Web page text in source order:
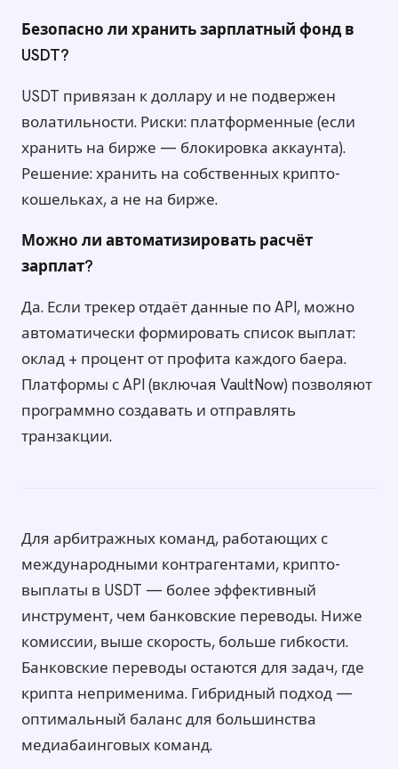
Безопасно ли хранить зарплатный фонд в
USDT?
USDT привязан к доллару и не подвержен
волатильности. Риски: платформенные (если
хранить на бирже — блокировка аккаунта).
Решение: хранить на собственных крипто-
кошельках, а не на бирже.
Можно ли автоматизировать расчёт
зарплат?
Да. Если трекер отдаёт данные по API, можно
автоматически формировать список выплат:
оклад + процент от профита каждого баера.
Платформы с API (включая VaultNow) позволяют
программно создавать и отправлять
транзакции.
Для арбитражных команд, работающих с
международными контрагентами, крипто-
выплаты в USDT — более эффективный
инструмент, чем банковские переводы. Ниже
комиссии, выше скорость, больше гибкости.
Банковские переводы остаются для задач, где
крипта неприменима. Гибридный подход —
оптимальный баланс для большинства
медиабаинговых команд.